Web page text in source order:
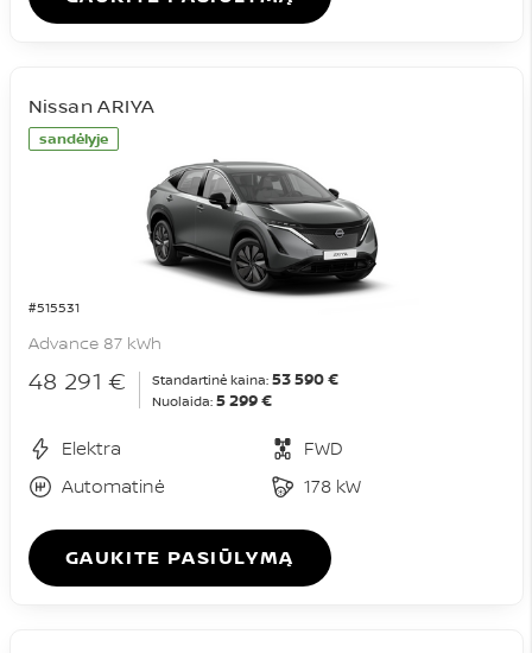
sandėlyje
#515531
Nissan ARIYA
Advance 87 kWh
48 291 € Standartinė kaina: 53 590 €
Nuolaida: 5 299 €
Elektra
FWD
Automatinė
178 kW
GAUKITE PASIŪLYMĄ